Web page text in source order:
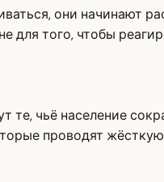
они начинают
для того, чтобы
те, чьё население
проводят